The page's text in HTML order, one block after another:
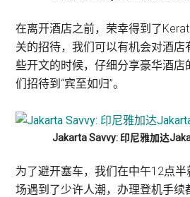
在离开酒店之前，荣幸得到了
关的招待，我们可以有机会对酒
些开文的时候，仔细分享豪华酒店
们招待到“宾至如归”。
Jakarta Savvy: 印尼雅加达
为了避开塞车，我们在中午12点
场遇到了少许人潮，办理登机手续